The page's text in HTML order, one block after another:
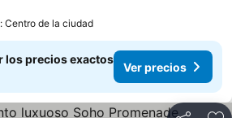
Centro de la ciudad
los precios exactos
Ver precios